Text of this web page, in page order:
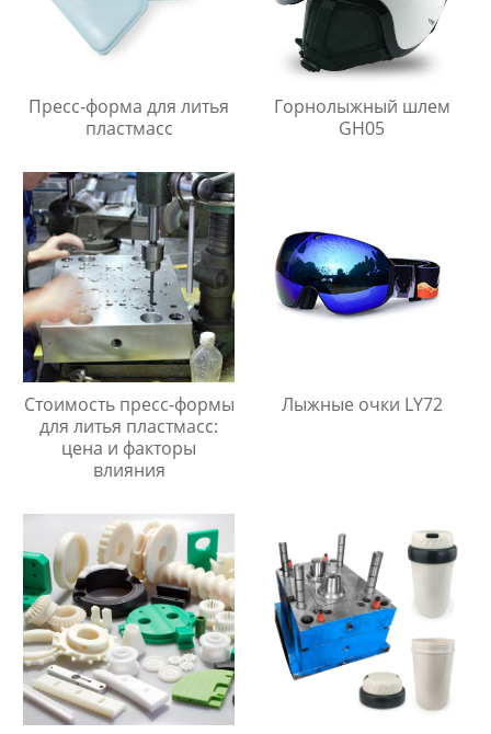
Пресс-форма для литья
пластмасс
Горнолыжный шлем
GH05
Стоимость пресс-формы
для литья пластмасс:
цена и факторы
влияния
Лыжные очки LY72